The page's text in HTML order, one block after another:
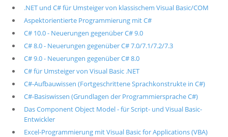
.NET und C# für Umsteiger von klassischem Visual Basic/COM
Aspektorientierte Programmierung mit C#
C# 10.0 - Neuerungen gegenüber C# 9.0
C# 8.0 - Neuerungen gegenüber C# 7.0/7.1/7.2/7.3
C# 9.0 - Neuerungen gegenüber C# 8.0
C# für Umsteiger von Visual Basic .NET
C#-Aufbauwissen (Fortgeschrittene Sprachkonstrukte in C#)
C#-Basiswissen (Grundlagen der Programmiersprache C#)
Das Component Object Model - für Script- und Visual Basic-
Entwickler
Excel-Programmierung mit Visual Basic for Applications (VBA)